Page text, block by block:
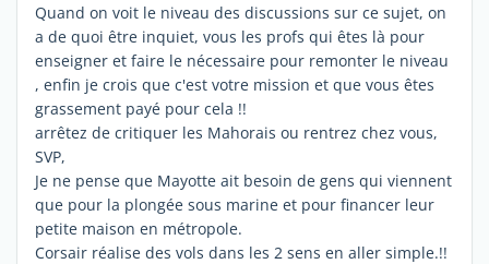
Quand on voit le niveau des discussions sur ce sujet, on
a de quoi être inquiet, vous les profs qui êtes là pour
enseigner et faire le nécessaire pour remonter le niveau
, enfin je crois que c'est votre mission et que vous êtes
grassement payé pour cela !!
arrêtez de critiquer les Mahorais ou rentrez chez vous,
SVP,
Je ne pense que Mayotte ait besoin de gens qui viennent
que pour la plongée sous marine et pour financer leur
petite maison en métropole.
Corsair réalise des vols dans les 2 sens en aller simple.!!